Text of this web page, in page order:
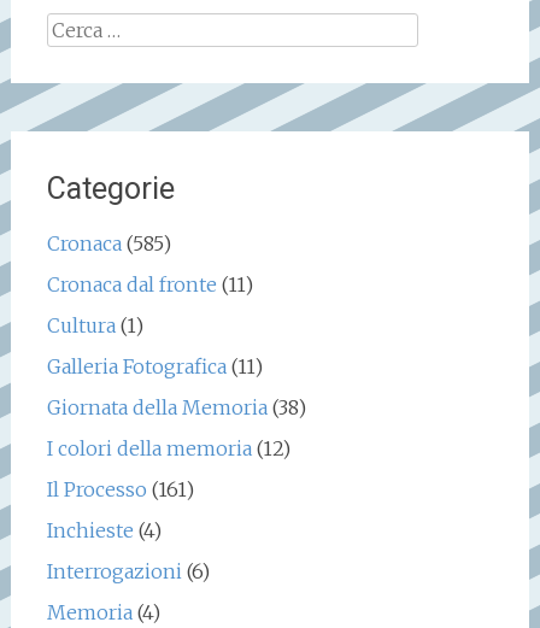
Ricerca
Categorie
Cronaca(585)
Cronaca dal fronte (11)
Cultura(1)
Galleria Fotografica(11)
Giornata della Memoria(38)
I colori della memoria(12)
Il Processo (161)
Inchieste (4)
Interrogazioni(6)
Memoria(4)